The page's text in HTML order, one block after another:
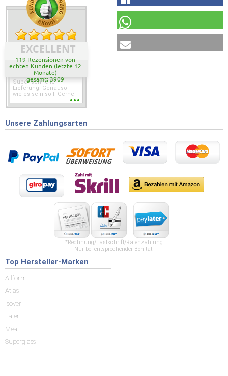
EXCELLENT
119 Rezensionen von
echten Kunden (letzte 12
Monate)
gesamt: 3909
Super schnelle
Lieferung. Genauso
wie es sein soll! Gerne
wieder wenn ich was
Unsere Zahlungsarten
*Rechnung/Lastschrift/Ratenzahlung
Nur bei entsprechender Bonität!
Top Hersteller-Marken
Allform
Atlas
Isover
Laier
Mea
Superglass